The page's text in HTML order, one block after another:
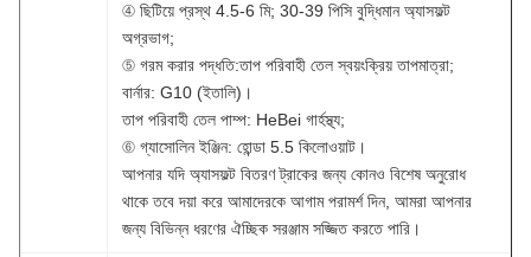
④ ছিটিয়ে প্রস্থ 4.5-6 মি; 30-39 পিসি বুদ্ধিমান অ্যাসফল্ট
অগ্রভাগ;
⑤ গরম করার পদ্ধতি:তাপ পরিবাহী তেল স্বয়ংক্রিয় তাপমাত্রা;
বার্নার: G10 (ইতালি)।
তাপ পরিবাহী তেল পাম্প: HeBei গার্হস্থ্য;
⑥ গ্যাসোলিন ইঞ্জিন: হোন্ডা 5.5 কিলোওয়াট।
আপনার যদি অ্যাসফল্ট বিতরণ ট্রাকের জন্য কোনও বিশেষ অনুরোধ
থাকে তবে দয়া করে আমাদেরকে আগাম পরামর্শ দিন, আমরা আপনার
জন্য বিভিন্ন ধরণের ঐচ্ছিক সরঞ্জাম সজ্জিত করতে পারি।